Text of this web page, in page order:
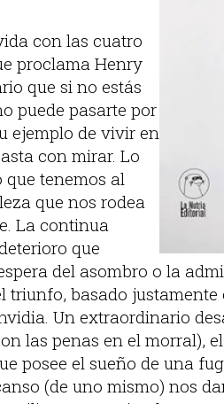
con las cuatro
proclama Henry
que si no estás
puede pasarte por
ejemplo de vivir en
con mirar. Lo
tenemos al
que nos rodea
La continua
que
del asombro o la
triunfo, basado
Un extraordinario
las penas en el morral),
posee el sueño de una
(de uno mismo) nos